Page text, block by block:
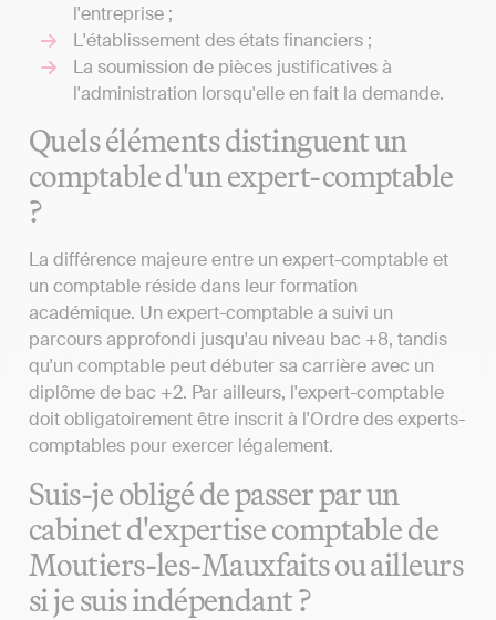
l'entreprise ;
L'établissement des états financiers ;
La soumission de pièces justificatives à
l'administration lorsqu'elle en fait la demande.
Quels éléments distinguent un
comptable d'un expert-comptable
?
La différence majeure entre un expert-comptable et
un comptable réside dans leur formation
académique. Un expert-comptable a suivi un
parcours approfondi jusqu'au niveau bac +8, tandis
qu'un comptable peut débuter sa carrière avec un
diplôme de bac +2. Par ailleurs, l'expert-comptable
doit obligatoirement être inscrit à l'Ordre des experts-
comptables pour exercer légalement.
Suis-je obligé de passer par un
cabinet d'expertise comptable de
Moutiers-les-Mauxfaits ou ailleurs
si je suis indépendant ?